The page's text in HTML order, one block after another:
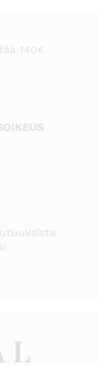
140€